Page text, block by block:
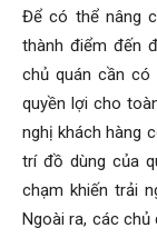
Để có thể nâng
thành điểm đến
chủ quán cần có
quyền lợi cho
nghị khách hàng
trí đồ dùng của
chạm khiến trải
Ngoài ra, các